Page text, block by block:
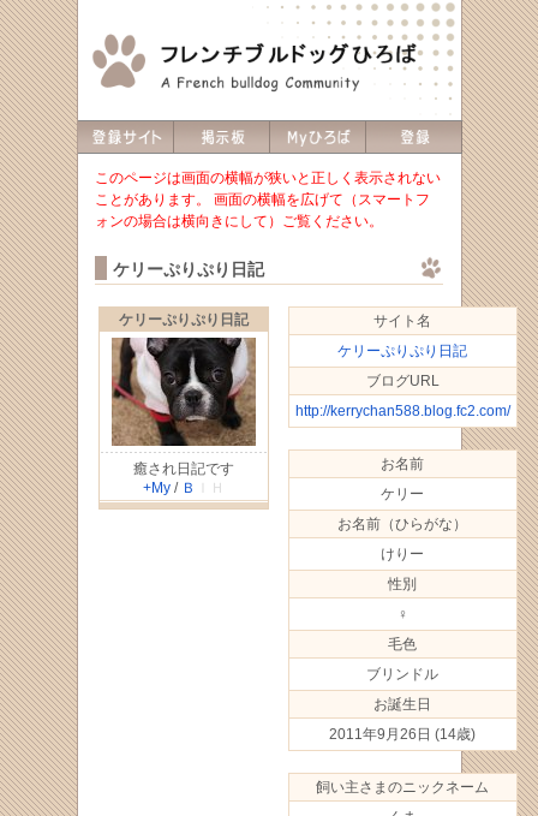
このページは画面の横幅が狭いと正しく表示されない
ことがあります。 画面の横幅を広げて（スマートフ
ォンの場合は横向きにして）ご覧ください。
ケリーぷりぷり日記
ケリーぷりぷり日記
癒され日記です
+My/ Ｂ ＩＨ
サイト名
ケリーぷりぷり日記
ブログURL
http://kerrychan588.blog.fc2.com/
お名前
ケリー
お名前（ひらがな）
けりー
性別
♀
毛色
ブリンドル
お誕生日
2011年9月26日 (14歳)
飼い主さまのニックネーム